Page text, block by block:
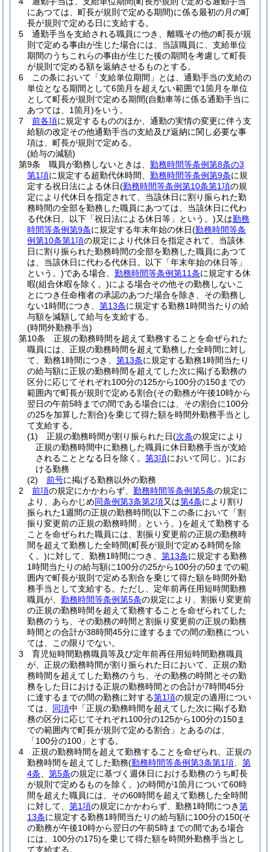
にあつては、町長が規則で定める期間)に係る最初の月の町
長が規則で定める日に支給する。
5
通勤手当を支給される職員につき、離職その他の町長が規
則で定める事由が生じた場合には、当該職員に、支給単位
期間のうちこれらの事由が生じた後の期間を考慮して町長
が規則で定める額を返納させるものとする。
6
この条において「支給単位期間」とは、通勤手当の支給の
単位となる期間として6箇月を超えない範囲で1箇月を単位
として町長が規則で定める期間(自動車等に係る通勤手当に
あつては、1箇月)をいう。
7
前各項に規定するもののほか、通勤の実情の変更に伴う支
給額の改定その他通勤手当の支給及び返納に関し必要な事
項は、町長が規則で定める。
(給与の減額)
第9条
職員が勤務しないときは、 勤務時間等条例第8条の3
第1項に規定する超勤代休時間、 勤務時間等条例第9条に規
定する祝日法による休日(勤務時間等条例第10条第1項の規
定により代休日を指定されて、当該休日に割り振られた勤
務時間の全部を勤務した職員にあつては、当該休日に代わ
る代休日。以下「祝日法による休日等」という。)又は勤務
時間等条例第9条に規定する年末年始の休日(勤務時間等条
例第10条第1項の規定により代休日を指定されて、当該休
日に割り振られた勤務時間の全部を勤務した職員にあつて
は、当該休日に代わる代休日。以下「年末年始の休日等」
という。)である場合、 勤務時間等条例第11条に規定する休
暇(組合休暇を除く。)による場合その他その勤務しないこ
とにつき任命権者の承認のあつた場合を除き、その勤務し
ない1時間につき、 第13条に規定する勤務1時間当たりの給
与額を減額して給与を支給する。
(時間外勤務手当)
第10条
正規の勤務時間を超えて勤務することを命ぜられた
職員には、正規の勤務時間を超えて勤務した全時間に対し
て、勤務1時間につき、 第13条に規定する勤務1時間当たり
の給与額に正規の勤務時間を超えてした次に掲げる勤務の
区分に応じてそれぞれ100分の125から100分の150までの
範囲内で町長が規則で定める割合(その勤務が午後10時から
翌日の午前5時までの間である場合には、その割合に100分
の25を加算した割合)を乗じて得た額を時間外勤務手当とし
て支給する。
(1)
正規の勤務時間が割り振られた日(次条の規定により
正規の勤務時間中に勤務した職員に休日勤務手当が支給
されることとなる日を除く。 第3項において同じ。)にお
ける勤務
(2)
前号に掲げる勤務以外の勤務
2
前項の規定にかかわらず、 勤務時間等条例第5条の規定に
より、あらかじめ同条例第3条第2項又は第4条により割り
振られた1週間の正規の勤務時間(以下この条において「割
振り変更前の正規の勤務時間」という。)を超えて勤務する
ことを命ぜられた職員には、割振り変更前の正規の勤務時
間を超えて勤務した全時間(町長が規則で定める時間を除
く。)に対して、勤務1時間につき、 第13条に規定する勤務
1時間当たりの給与額に100分の25から100分の50までの範
囲内で町長が規則で定める割合を乗じて得た額を時間外勤
務手当として支給する。 ただし、定年前再任用短時間勤務
職員が、 勤務時間等条例第5条の規定により、割振り変更前
の正規の勤務時間を超えて勤務することを命ぜられてした
勤務のうち、その勤務の時間と割振り変更前の正規の勤務
時間との合計が38時間45分に達するまでの間の勤務につい
ては、この限りでない。
3
育児短時間勤務職員等及び定年前再任用短時間勤務職員
が、正規の勤務時間が割り振られた日において、正規の勤
務時間を超えてした勤務のうち、その勤務の時間とその勤
務をした日における正規の勤務時間との合計が7時間45分
に達するまでの間の勤務に対する第1項の規定の適用につい
ては、 同項中「正規の勤務時間を超えてした次に掲げる勤
務の区分に応じてそれぞれ100分の125から100分の150ま
での範囲内で町長が規則で定める割合」とあるのは、
「100分の100」とする。
4
正規の勤務時間を超えて勤務することを命ぜられ、正規の
勤務時間を超えてした勤務(勤務時間等条例第3条第1項
第
4条
第5条の規定に基づく週休日における勤務のうち町長
が規則で定めるものを除く。)の時間が1箇月について60時
間を超えた職員には、その60時間を超えて勤務した全時間
に対して、 第1項の規定にかかわらず、勤務1時間につき第
13条に規定する勤務1時間当たりの給与額に100分の150(そ
の勤務が午後10時から翌日の午前5時までの間である場合
には、100分の175)を乗じて得た額を時間外勤務手当とし
て支給する。